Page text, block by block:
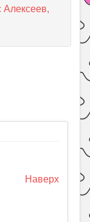
Алексеев,
Наверх